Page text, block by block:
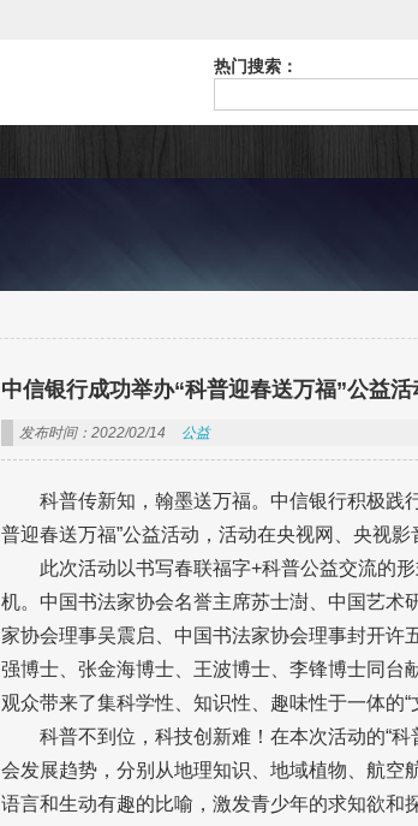
热门搜索：
中信银行成功举办“科普迎春送万福”公益活
发布时间：2022/02/14 公益
科普传新知，翰墨送万福。中信银行积极践
普迎春送万福”公益活动，活动在央视网、央视影
此次活动以书写春联福字+科普公益交流的
机。中国书法家协会名誉主席苏士澍、中国艺术
家协会理事吴震启、中国书法家协会理事封开许
强博士、张金海博士、王波博士、李锋博士同台
观众带来了集科学性、知识性、趣味性于一体的“
科普不到位，科技创新难！在本次活动的“
会发展趋势，分别从地理知识、地域植物、航空
语言和生动有趣的比喻，激发青少年的求知欲和